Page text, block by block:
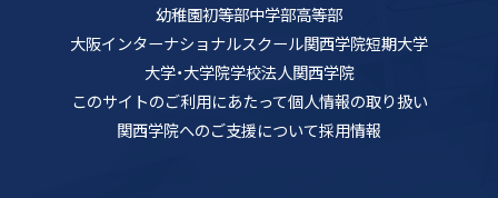
幼稚園初等部中学部高等部
大阪インターナショナルスクール関西学院短期大学
大学・大学院学校法人関西学院
このサイトのご利用にあたって個人情報の取り扱い
関西学院へのご支援について採用情報